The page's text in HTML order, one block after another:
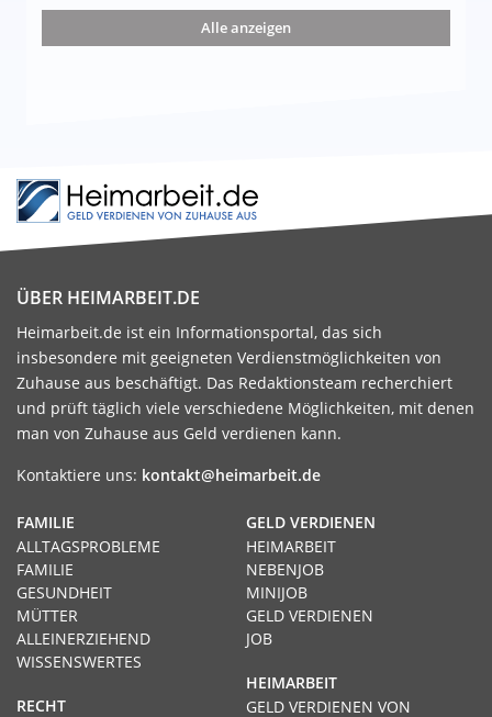
die 15 besten Möglichkeiten
Alle anzeigen
ÜBER HEIMARBEIT.DE
Heimarbeit.de ist ein Informationsportal, das sich
insbesondere mit geeigneten Verdienstmöglichkeiten von
Zuhause aus beschäftigt. Das Redaktionsteam recherchiert
und prüft täglich viele verschiedene Möglichkeiten, mit denen
man von Zuhause aus Geld verdienen kann.
Kontaktiere uns: kontakt@heimarbeit.de
GELD VERDIENEN
HEIMARBEIT
NEBENJOB
MINIJOB
GELD VERDIENEN
JOB
HEIMARBEIT
GELD VERDIENEN VON
FAMILIE
ALLTAGSPROBLEME
FAMILIE
GESUNDHEIT
MÜTTER
ALLEINERZIEHEND
WISSENSWERTES
RECHT